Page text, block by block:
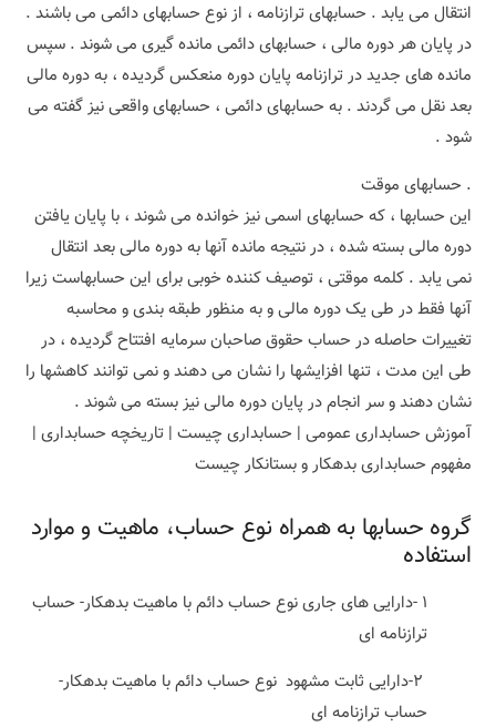
انتقال می یابد . حسابهای ترازنامه ، از نوع حسابهای دائمی می باشند .
در پایان هر دوره مالی ، حسابهای دائمی مانده گیری می شوند . سپس
مانده های جدید در ترازنامه پایان دوره منعکس گردیده ، به دوره مالی
بعد نقل می گردند . به حسابهای دائمی ، حسابهای واقعی نیز گفته می
شود .
. حسابهای موقت
این حسابها ، که حسابهای اسمی نیز خوانده می شوند ، با پایان یافتن
دوره مالی بسته شده ، در نتیجه مانده آنها به دوره مالی بعد انتقال
نمی یابد . کلمه موقتی ، توصیف کننده خوبی برای این حسابهاست زیرا
آنها فقط در طی یک دوره مالی و به منظور طبقه بندی و محاسبه
تغییرات حاصله در حساب حقوق صاحبان سرمایه افتتاح گردیده ، در
طی این مدت ، تنها افزایشها را نشان می دهند و نمی توانند کاهشها را
نشان دهند و سر انجام در پایان دوره مالی نیز بسته می شوند .
آموزش حسابداری عمومی | حسابداری چیست | تاریخچه حسابداری |
مفهوم حسابداری بدهکار و بستانکار چیست
گروه حسابها به همراه نوع حساب، ماهیت و موارد
استفاده
۱ -دارایی های جاری نوع حساب دائم با ماهیت بدهکار- حساب
ترازنامه ای
۲-دارایی ثابت مشهود نوع حساب دائم با ماهیت بدهکار-
حساب ترازنامه ای